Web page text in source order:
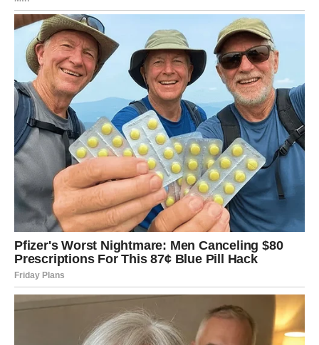
Ljubavna priča dobija novi smjer
Pred vama su posebni trenuci.
RIBE
Ribe osjećaju snažnu povezanost s jednom osobom.
Naredna 48 sata mogla bi donijeti razgovor koji mijenja
mnogo toga.
Ljubavna poruka
Vjerujte svojoj intuiciji.
Duša prepoznaje ono što joj